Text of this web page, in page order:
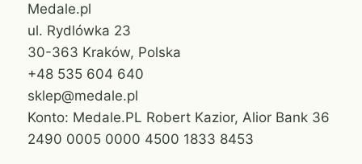
Medale.pl
ul. Rydlówka 23
30-363 Kraków, Polska
+48 535 604 640
sklep@medale.pl
Konto: Medale.PL Robert Kazior, Alior Bank 36
2490 0005 0000 4500 1833 8453